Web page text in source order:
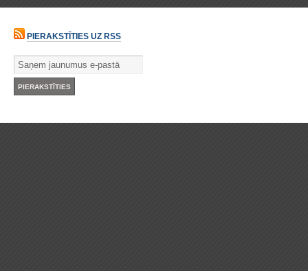
PIERAKSTĪTIES UZ RSS